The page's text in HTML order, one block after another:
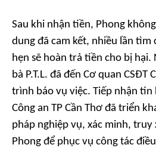
Sau khi nhận tiền, Phong
dung đã cam kết, nhiều lần tìm
hẹn sẽ hoàn trả tiền cho bị hại.
bà P.T.L. đã đến Cơ quan CSĐT
trình báo vụ việc. Tiếp nhận tin
Công an TP Cần Thơ đã triển
pháp nghiệp vụ, xác minh, truy
Phong để phục vụ công tác